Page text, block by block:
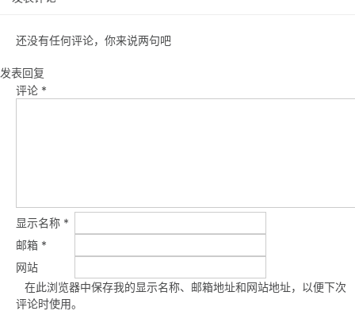
还没有任何评论，你来说两句吧
发表回复
评论 *
显示名称 *
邮箱 *
网站
在此浏览器中保存我的显示名称、邮箱地址和网站地址，以便下次
评论时使用。